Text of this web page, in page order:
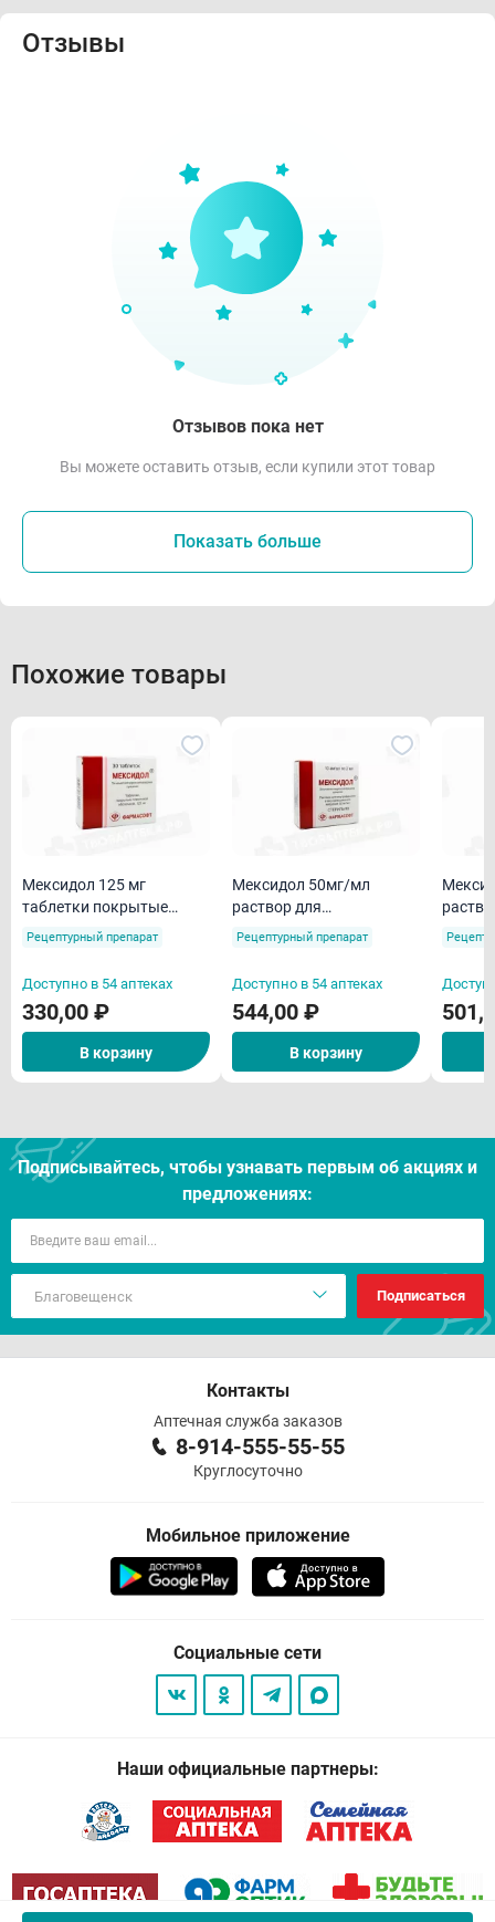
Отзывы
Отзывов пока нет
Вы можете оставить отзыв, если купили этот товар
Показать больше
Похожие товары
Мексидол 125 мг
таблетки покрытые
пленочной оболочкой
Рецептурный препарат
Доступно в 54 аптеках
330,00 ₽
В корзину
Мексидол 50мг/мл
раствор для
внутривенного и
N10
Рецептурный препарат
Доступно в 54 аптеках
544,00 ₽
В корзину
Подписывайтесь, чтобы узнавать первым об акцияx и
предложениях:
Подписаться
Контакты
Аптечная служба заказов
8-914-555-55-55
Круглосуточно
Мобильное приложение
Социальные сети
Наши официальные партнеры: